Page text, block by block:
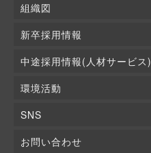
組織図
新卒採用情報
中途採用情報(人材サービス)
環境活動
SNS
お問い合わせ